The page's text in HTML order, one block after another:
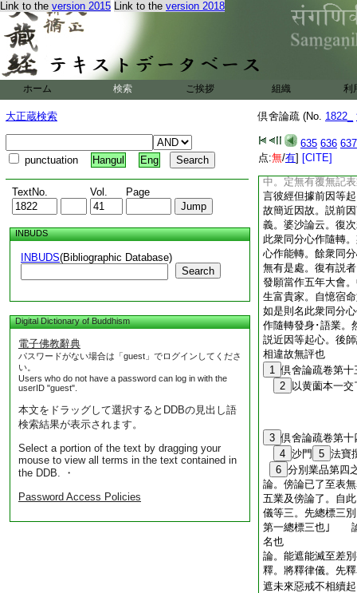
Link to the version 2015 Link to the version 2018
ホーム 検索 ご挨拶 組織 利
大正蔵検索
punctuation Hangul Eng
TextNo. Vol. Page
INBUDS
INBUDS(Bibliographic Database)
Search
Digital Dictionary of Buddhism
電子佛教辭典
パスワードがない場合は「guest」でログインしてくださ
い。
Users who do not have a password can log in with the
userID "guest".
本文をドラッグして選択するとDDBの見出し語
検索結果が表示されます。
Select a portion of the text by dragging your
mouse to view all terms in the text contained in
the DDB. ・
Password Access Policies
倶舍論疏 (No. 1822_
635 636 637
点:無/有] [CITE]
故見所斷 7 惑雖爲
覆無記業 此由經
義故作是説 此説
刹那等起與業倶行
爲因。無間引生業
等起。説不能作刹
因等起。但有能作
刹那等起故。身見･
表。而由修斷近因
言彼經但據前因等
中。定無有覆無記
言彼經但據前因等
故簡近因故。説前
義。婆沙論云。復
此衆同分心作隨轉
心作能轉。餘衆同
無有是處。復有説
發願當作五年大會
生富貴家。自憶宿
如是則名此衆同分
作隨轉發身･語業
説近因等起心。後
相違故無評也
1 倶舍論疏卷第十
2
以黄薗本一
3 倶舍論疏卷第十
4 沙門 5 法
6 分別業品第四
論。傍論已了至表
五業及傍論了。自
儀等三。先總標三
第一總標三也｣ 論
名也
論。能遮能滅至差
釋。將釋律儀。先
遮未來惡戒不相續